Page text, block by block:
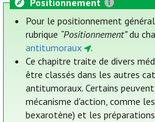
Pour le positionnement
rubrique “Positionnement”du
antitumoraux
.
Ce chapitre traite de divers
être classés dans les autres
antitumoraux. Certains
mécanisme d'action, comme
bexarotène) et les